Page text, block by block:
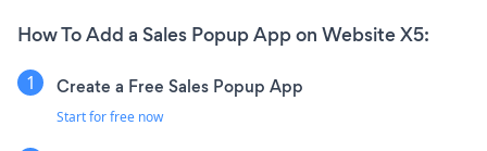
How To Add a Sales Popup App on Website X5:
Create a Free Sales Popup App
Start for free now